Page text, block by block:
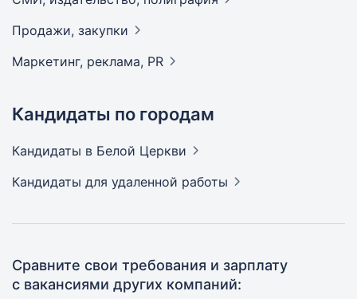
Продажи, закупки
Маркетинг, реклама, PR
Кандидаты по городам
Кандидаты в Белой Церкви
Кандидаты для удаленной работы
Сравните свои требования и зарплату
с вакансиями других компаний: